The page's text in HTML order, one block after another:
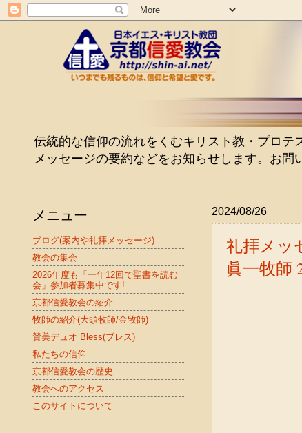
伝統的な信仰の流れをくむキリスト教・プロ
メッセージの要約などをお知らせします。お問
2024/08/26
礼拝メッ
眞一牧師
メニュー
ブログ(案内や礼拝メッセージ)
教会の集会
2026年度も「一年12回で聖書を読む
会」参加者募集中です!
京都信愛教会の紹介
牧師の紹介(大頭牧師/金牧師)
賛美デュオ Bless(ブレス)
私たちの信仰
京都信愛教会の歴史
教会へのアクセス
このサイトについて